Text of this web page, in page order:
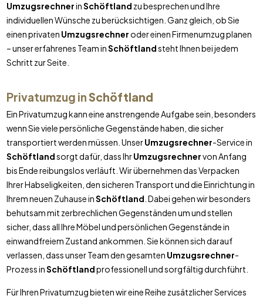
UmzugsrechnerinSchöftland zu besprechen und Ihre
individuellen Wünsche zu berücksichtigen. Ganz gleich, ob Sie
einen privaten Umzugsrechneroder einen Firmenumzug planen
– unser erfahrenes Team inSchöftlandsteht Ihnen bei jedem
Schritt zur Seite.
Privatumzug inSchöftland
Ein Privatumzug kann eine anstrengende Aufgabe sein, besonders
wenn Sie viele persönliche Gegenstände haben, die sicher
transportiert werden müssen. UnserUmzugsrechner-Service in
Schöftlandsorgt dafür, dass IhrUmzugsrechnervon Anfang
bis Ende reibungslos verläuft. Wir übernehmen das Verpacken
Ihrer Habseligkeiten, den sicheren Transport und die Einrichtung in
Ihrem neuen Zuhause inSchöftland . Dabei gehen wir besonders
behutsam mit zerbrechlichen Gegenständen um und stellen
sicher, dass all Ihre Möbel und persönlichen Gegenstände in
einwandfreiem Zustand ankommen. Sie können sich darauf
verlassen, dass unser Team den gesamten Umzugsrechner-
Prozess inSchöftlandprofessionell und sorgfältig durchführt.
Für Ihren Privatumzug bieten wir eine Reihe zusätzlicher Services